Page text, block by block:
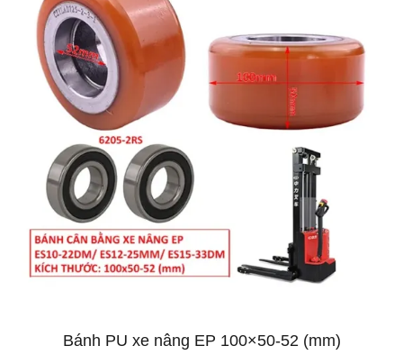
Bánh PU xe nâng EP 100×50-52 (mm)